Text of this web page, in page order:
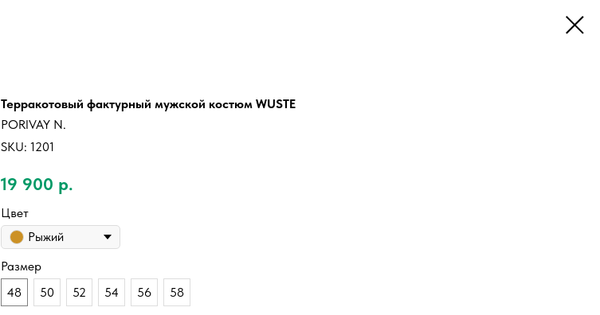
Терракотовый фактурный мужской костюм WUSTE
PORIVAY N.
SKU: 1201
19 900 р.
Цвет
Рыжий
Размер
48
50 52 54 56 58